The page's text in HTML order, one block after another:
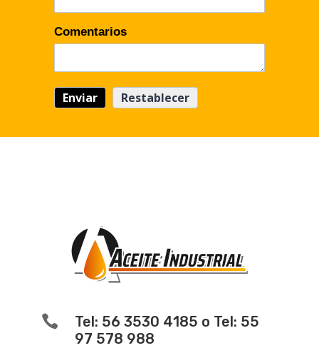
Comentarios

Tel: 56 3530 4185 o Tel: 55
97 578 988